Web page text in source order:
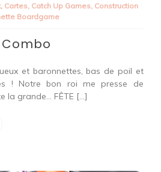
, Cartes, Catch Up Games, Construction
Boardgame
et baronnettes, bas de poil et
! Notre bon roi me presse de
la grande… FÊTE […]